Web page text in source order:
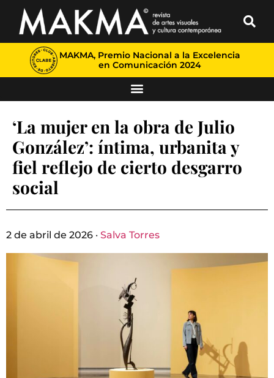
MAKMA, Premio Nacional a la Excelencia
en Comunicación 2024
‘La mujer en la obra de Julio
González’: íntima, urbanita y
fiel reflejo de cierto desgarro
social
2 de abril de 2026 · Salva Torres